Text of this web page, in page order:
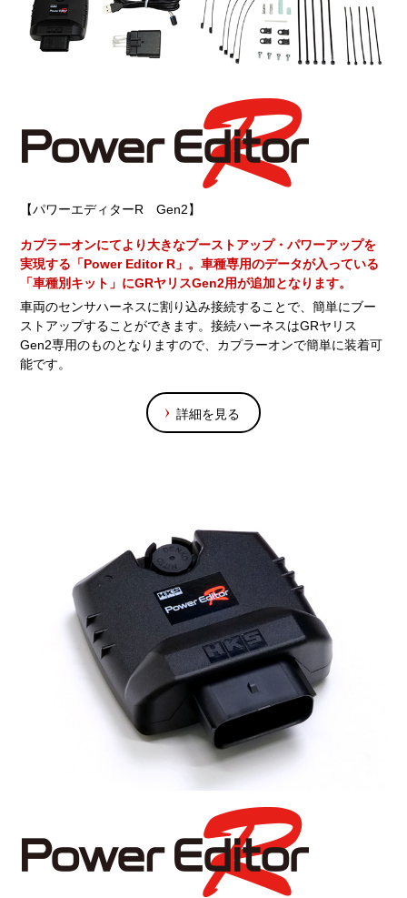
【パワーエディターR Gen2】
カプラーオンにてより大きなブーストアップ・パワーアップを
実現する「Power Editor R」。車種専用のデータが入っている
「車種別キット」にGRヤリスGen2用が追加となります。
車両のセンサハーネスに割り込み接続することで、簡単にブー
ストアップすることができます。接続ハーネスはGRヤリス
Gen2専用のものとなりますので、カプラーオンで簡単に装着可
能です。
詳細を見る